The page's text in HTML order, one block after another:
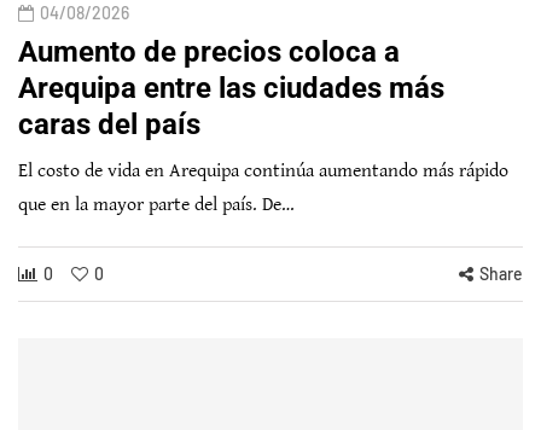
04/08/2026
Aumento de precios coloca a
Arequipa entre las ciudades más
caras del país
El costo de vida en Arequipa continúa aumentando más rápido
que en la mayor parte del país. De…
0 0 Share